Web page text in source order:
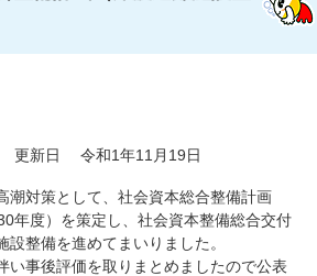
更新日 令和1年11月19日
対策として、社会資本総合整備計画
年度）を策定し、社会資本整備総合交付
整備を進めてまいりました。
事後評価を取りまとめましたので公表